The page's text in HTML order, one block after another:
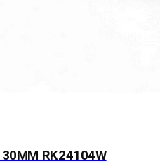
30MM RK24104W